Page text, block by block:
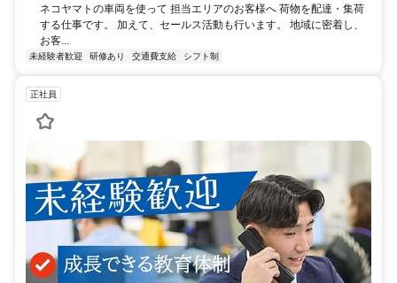
ネコヤマトの車両を使って 担当エリアのお客様へ 荷物を配達・集荷
する仕事です。 加えて、セールス活動も行います。 地域に密着し、
お客...
未経験者歓迎 研修あり 交通費支給 シフト制
正社員